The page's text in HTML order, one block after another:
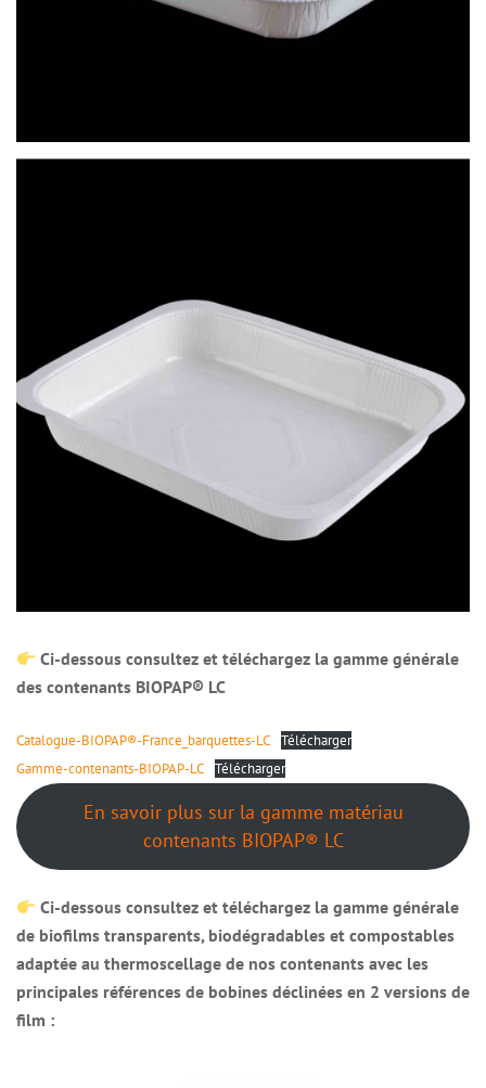
Ci-dessous consultez et téléchargez la gamme générale
des contenants BIOPAP® LC
Catalogue-BIOPAP®-France_barquettes-LC Télécharger
Gamme-contenants-BIOPAP-LC Télécharger
En savoir plus sur la gamme matériau
contenants BIOPAP® LC
Ci-dessous consultez et téléchargez la gamme générale
de biofilms transparents, biodégradables et compostables
adaptée au thermoscellage de nos contenants avec les
principales références de bobines déclinées en 2 versions de
film :